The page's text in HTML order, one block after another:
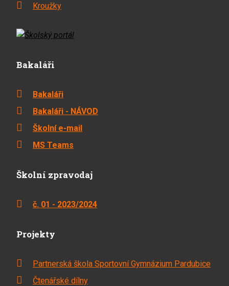
Kroužky
Bakaláři
Bakaláři
Bakaláři - NÁVOD
Školní e-mail
MS Teams
Školní zpravodaj
č. 01 - 2023/2024
Projekty
Partnerská škola Sportovní Gymnázium Pardubice
Čtenářské dílny